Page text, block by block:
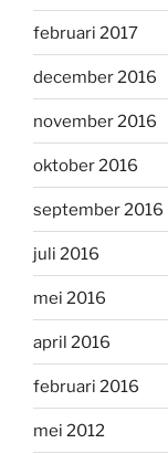
februari 2017
december 2016
november 2016
oktober 2016
september 2016
juli 2016
mei 2016
april 2016
februari 2016
mei 2012